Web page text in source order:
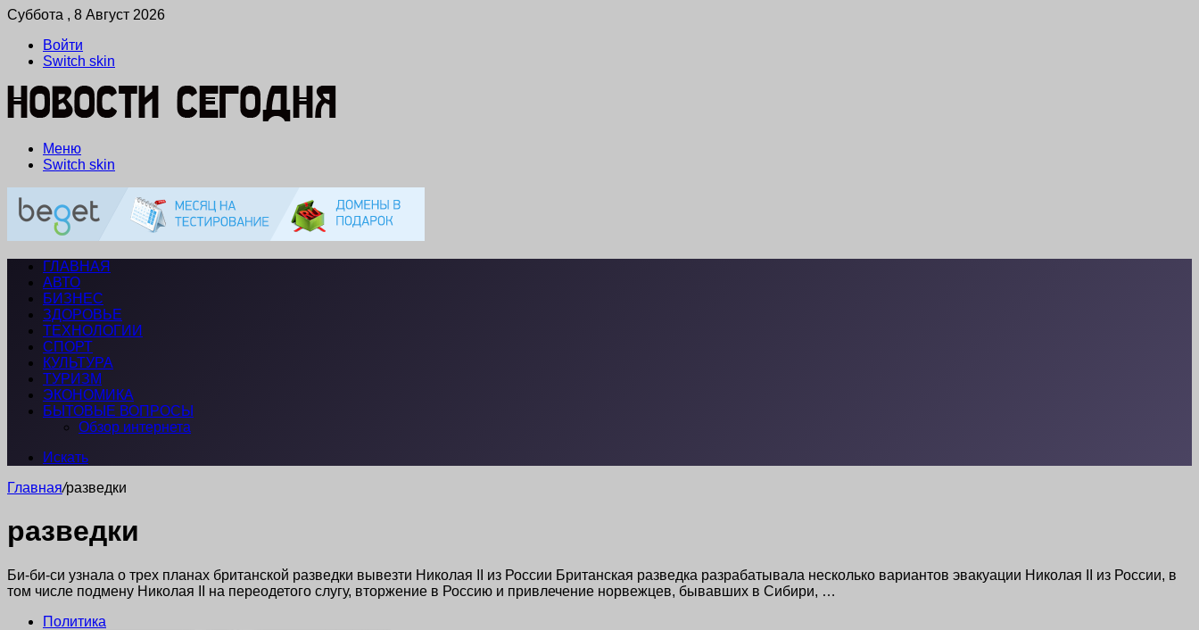
Суббота , 8 Август 2026
Войти
Switch skin
Меню
Switch skin
ГЛАВНАЯ
АВТО
БИЗНЕС
ЗДОРОВЬЕ
ТЕХНОЛОГИИ
СПОРТ
КУЛЬТУРА
ТУРИЗМ
ЭКОНОМИКА
БЫТОВЫЕ ВОПРОСЫ
Обзор интернета
Искать
Главная/разведки
разведки
Би-би-си узнала о трех планах британской разведки вывезти Николая II из России Британская разведка разрабатывала несколько вариантов эвакуации Николая II из России, в
том числе подмену Николая II на переодетого слугу, вторжение в Россию и привлечение норвежцев, бывавших в Сибири, …
Политика